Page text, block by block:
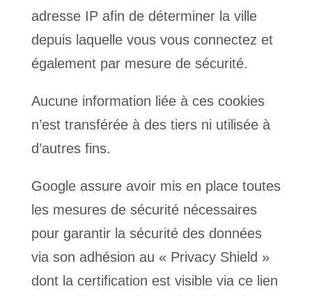
adresse IP afin de déterminer la ville
depuis laquelle vous vous connectez et
également par mesure de sécurité.
Aucune information liée à ces cookies
n’est transférée à des tiers ni utilisée à
d’autres fins.
Google assure avoir mis en place toutes
les mesures de sécurité nécessaires
pour garantir la sécurité des données
via son adhésion au « Privacy Shield »
dont la certification est visible via ce lien